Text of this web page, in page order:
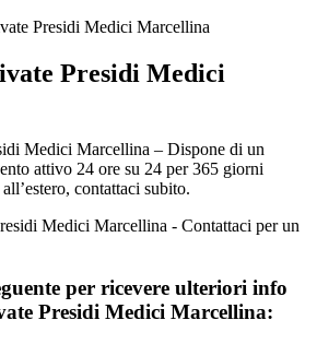
Presidi Medici Marcellina
Presidi Medici
Medici Marcellina – Dispone di un
attivo 24 ore su 24 per 365 giorni
contattaci subito.
per ricevere ulteriori info
Presidi Medici Marcellina: